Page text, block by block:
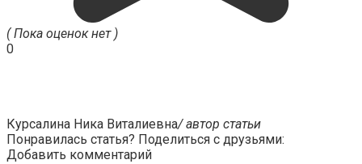
( Пока оценок нет )
0
Курсалина Ника Виталиевна/ автор статьи
Понравилась статья? Поделиться с друзьями:
Добавить комментарий